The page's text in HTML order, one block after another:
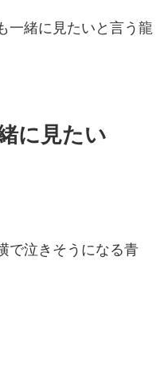
一緒に見たいと言う龍
に見たい
で泣きそうになる青